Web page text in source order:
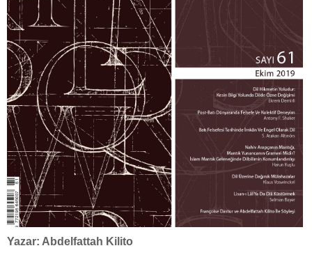
Yazar: Abdelfattah Kilito